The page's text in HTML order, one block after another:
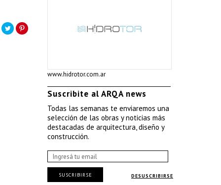
www.hidrotor.com.ar
Suscribite al ARQA news
Todas las semanas te enviaremos una
selección de las obras y noticias más
destacadas de arquitectura, diseño y
construcción.
DESUSCRIBIRSE
SUSCRIBIRSE